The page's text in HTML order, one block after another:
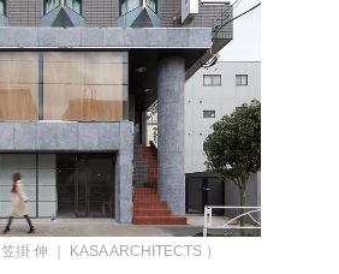
笠掛 伸 ｜ KASA ARCHITECTS ）